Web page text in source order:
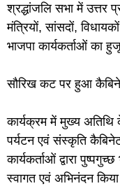
श्रद्धांजलि सभा में उत्तर
मंत्रियों, सांसदों,
भाजपा कार्यकर्ताओं का
सौरिख कट पर हुआ
कार्यक्रम में मुख्य
पर्यटन एवं संस्कृति
कार्यकर्ताओं द्वारा
स्वागत एवं अभिनंदन किया